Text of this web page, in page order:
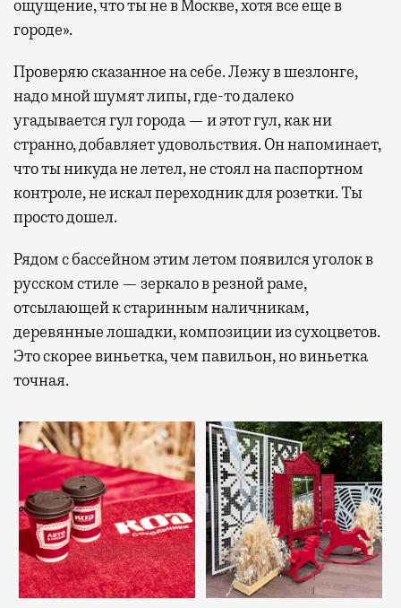
ощущение, что ты не в Москве, хотя все еще в
городе».
Проверяю сказанное на себе. Лежу в шезлонге,
надо мной шумят липы, где-то далеко
угадывается гул города — и этот гул, как ни
странно, добавляет удовольствия. Он напоминает,
что ты никуда не летел, не стоял на паспортном
контроле, не искал переходник для розетки. Ты
просто дошел.
Рядом с бассейном этим летом появился уголок в
русском стиле — зеркало в резной раме,
отсылающей к старинным наличникам,
деревянные лошадки, композиции из сухоцветов.
Это скорее виньетка, чем павильон, но виньетка
точная.